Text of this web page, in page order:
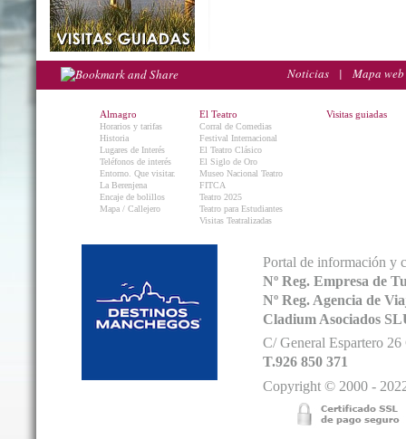
Noticias | Mapa web
Almagro
Horarios y tarifas
Historia
Lugares de Interés
Teléfonos de interés
Entorno. Que visitar.
La Berenjena
Encaje de bolillos
Mapa / Callejero
El Teatro
Corral de Comedias
Festival Internacional
El Teatro Clásico
El Siglo de Oro
Museo Nacional Teatro
FITCA
Teatro 2025
Teatro para Estudiantes
Visitas Teatralizadas
Visitas guiadas
Portal de información y
Nº Reg. Empresa de
Nº Reg. Agencia de
Cladium Asociados
C/ General Espartero
T.926 850 371
Copyright © 2000 -